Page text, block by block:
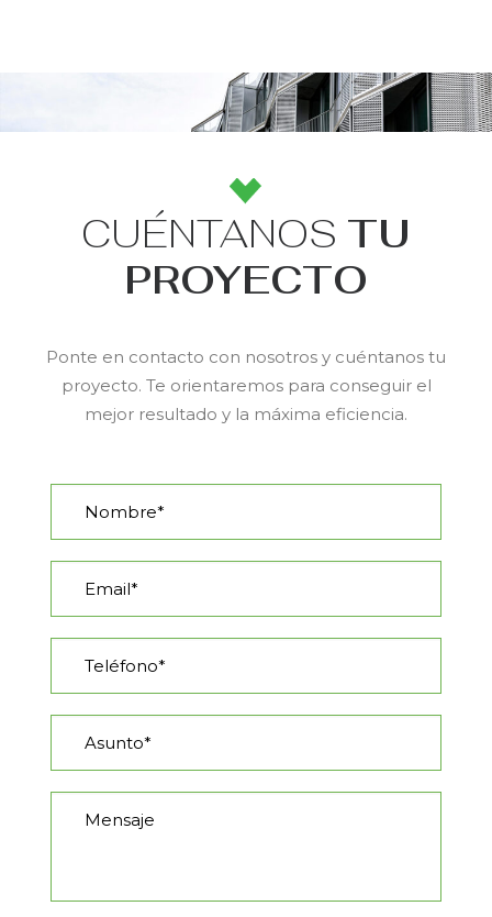
CUÉNTANOS TU
PROYECTO
Ponte en contacto con nosotros y cuéntanos tu
proyecto. Te orientaremos para conseguir el
mejor resultado y la máxima eficiencia.